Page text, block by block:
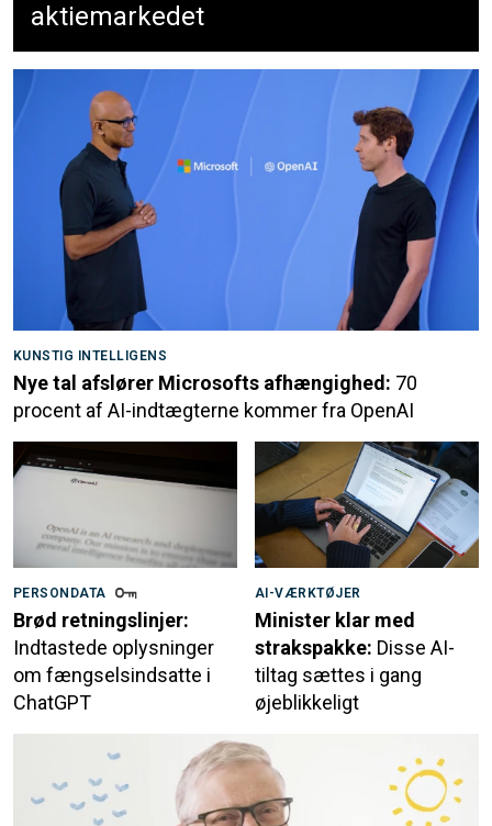
aktiemarkedet
KUNSTIG INTELLIGENS
Nye tal afslører Microsofts afhængighed: 70
procent af AI-indtægterne kommer fra OpenAI
PERSONDATA
Brød retningslinjer:
Indtastede oplysninger
om fængselsindsatte i
ChatGPT
AI-VÆRKTØJER
Minister klar med
strakspakke: Disse AI-
tiltag sættes i gang
øjeblikkeligt